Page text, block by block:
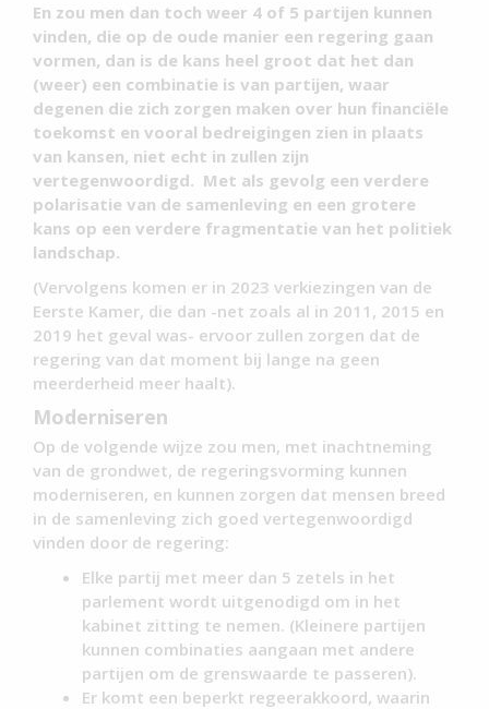
En zou men dan toch weer 4 of 5 partijen kunnen
vinden, die op de oude manier een regering gaan
vormen, dan is de kans heel groot dat het dan
(weer) een combinatie is van partijen, waar
degenen die zich zorgen maken over hun financiële
toekomst en vooral bedreigingen zien in plaats
van kansen, niet echt in zullen zijn
vertegenwoordigd. Met als gevolg een verdere
polarisatie van de samenleving en een grotere
kans op een verdere fragmentatie van het politiek
landschap.
(Vervolgens komen er in 2023 verkiezingen van de
Eerste Kamer, die dan -net zoals al in 2011, 2015 en
2019 het geval was- ervoor zullen zorgen dat de
regering van dat moment bij lange na geen
meerderheid meer haalt).
Moderniseren
Op de volgende wijze zou men, met inachtneming
van de grondwet, de regeringsvorming kunnen
moderniseren, en kunnen zorgen dat mensen breed
in de samenleving zich goed vertegenwoordigd
vinden door de regering:
Elke partij met meer dan 5 zetels in het
parlement wordt uitgenodigd om in het
kabinet zitting te nemen. (Kleinere partijen
kunnen combinaties aangaan met andere
partijen om de grenswaarde te passeren).
Er komt een beperkt regeerakkoord, waarin